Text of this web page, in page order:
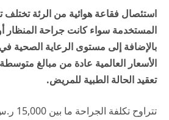
استئصال فقاعة هوائية من الرئة تختلف
المستخدمة سواء كانت جراحة المنظار
بالإضافة إلى مستوى الرعاية الصحية في
الأسعار العالمية عادة من مبالغ
تعقيد الحالة الطبية للمريض.
تتراوح